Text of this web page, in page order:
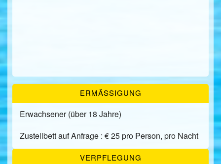
ERMÄSSIGUNG
Erwachsener (über 18 Jahre)
Zustellbett auf Anfrage : € 25 pro Person, pro Nacht
VERPFLEGUNG